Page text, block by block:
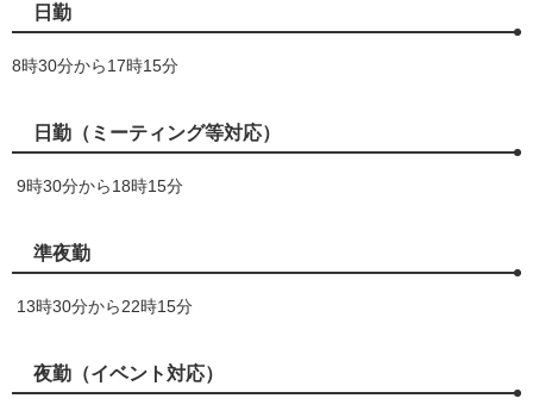
日勤
8時30分から17時15分
日勤（ミーティング等対応）
9時30分から18時15分
準夜勤
13時30分から22時15分
夜勤（イベント対応）